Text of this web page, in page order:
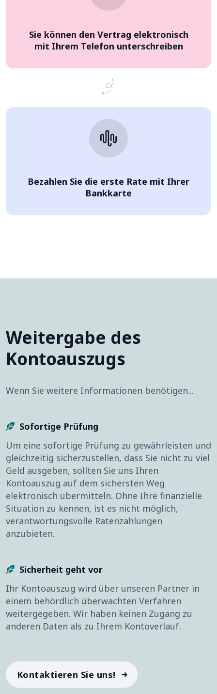
Sie können den Vertrag elektronisch
mit Ihrem Telefon unterschreiben
Bezahlen Sie die erste Rate mit Ihrer
Bankkarte
Weitergabe des
Kontoauszugs
Wenn Sie weitere Informationen benötigen...
Sofortige Prüfung
Um eine sofortige Prüfung zu gewährleisten und
gleichzeitig sicherzustellen, dass Sie nicht zu viel
Geld ausgeben, sollten Sie uns Ihren
Kontoauszug auf dem sichersten Weg
elektronisch übermitteln. Ohne Ihre finanzielle
Situation zu kennen, ist es nicht möglich,
verantwortungsvolle Ratenzahlungen
anzubieten.
Sicherheit geht vor
Ihr Kontoauszug wird über unseren Partner in
einem behördlich überwachten Verfahren
weitergegeben. Wir haben keinen Zugang zu
anderen Daten als zu Ihrem Kontoverlauf.
Kontaktieren Sie uns!